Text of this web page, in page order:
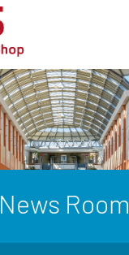
News Room